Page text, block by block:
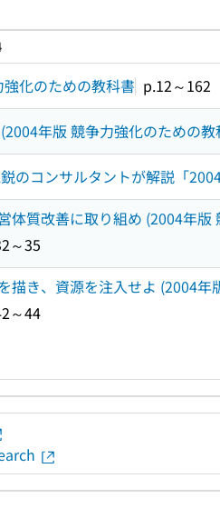
化のための教科書 p.12～162
年版 競争力強化のための教
のコンサルタントが解説「
体質改善に取り組め (2004年
～35
描き、資源を注入せよ (2004
～44